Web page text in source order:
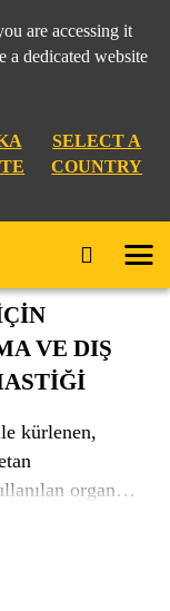
are accessing it
dedicated website
SELECT A
COUNTRY
UV
VE DIŞ
kürlenen,
organik